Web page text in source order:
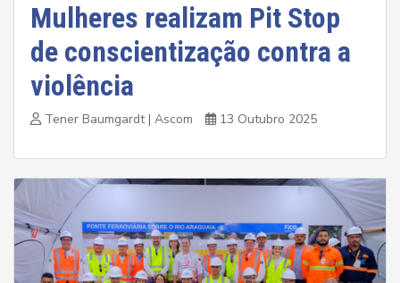
Mulheres realizam Pit Stop
de conscientização contra a
violência
Tener Baumgardt | Ascom 13 Outubro 2025